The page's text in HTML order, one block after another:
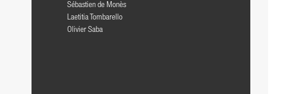
Sébastien de Monès
Laetitia Tombarello
Olivier Saba